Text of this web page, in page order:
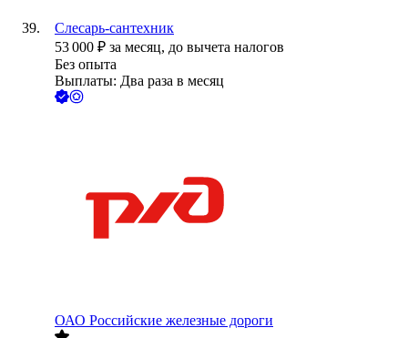
Слесарь-сантехник
53 000 ₽ за месяц, до вычета налогов
Без опыта
Выплаты: Два раза в месяц
ОАО Российские железные дороги